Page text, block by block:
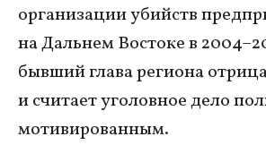
организации убийств
на Дальнем Востоке в
бывший глава региона
и считает уголовное дело
мотивированным.